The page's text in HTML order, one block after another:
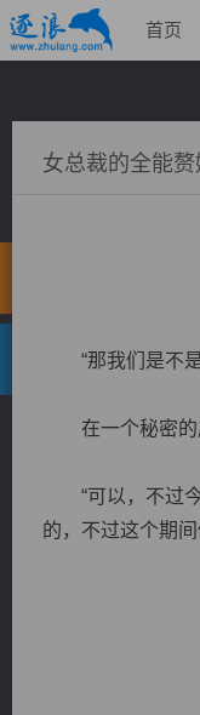
首页
女总裁的全能赘
“那我们是不是
在一个秘密的房
“可以，不过今
的，不过这个期